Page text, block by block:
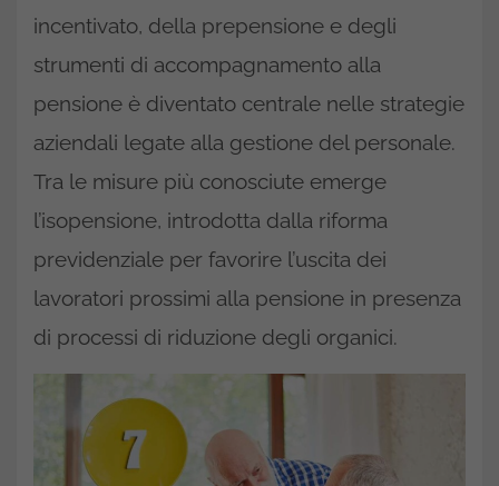
incentivato, della prepensione e degli
strumenti di accompagnamento alla
pensione è diventato centrale nelle strategie
aziendali legate alla gestione del personale.
Tra le misure più conosciute emerge
l’isopensione, introdotta dalla riforma
previdenziale per favorire l’uscita dei
lavoratori prossimi alla pensione in presenza
di processi di riduzione degli organici.